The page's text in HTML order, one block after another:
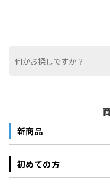
新商品
初めての方